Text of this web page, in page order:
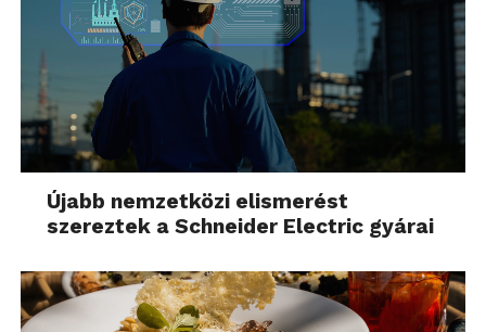
Újabb nemzetközi elismerést
szereztek a Schneider Electric gyárai